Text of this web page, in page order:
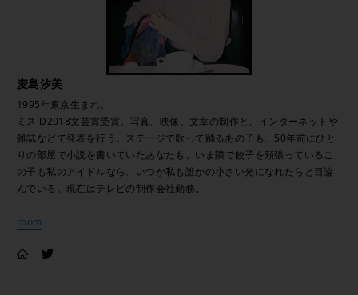
麦島汐美
1995年東京生まれ。
ミスiD2018文芸賞受賞。写真、映像、文章の制作と、インターネットや
雑誌などで発表を行う。ステージで歌って踊るあの子も、50年前にひと
りの部屋で小説を書いていたあなたも、いま隣で餃子を頬張っているこ
の子も私のアイドルなら、いつか私も誰かの小さい光になれたらと目論
んでいる。現在はテレビの制作会社勤務。
room